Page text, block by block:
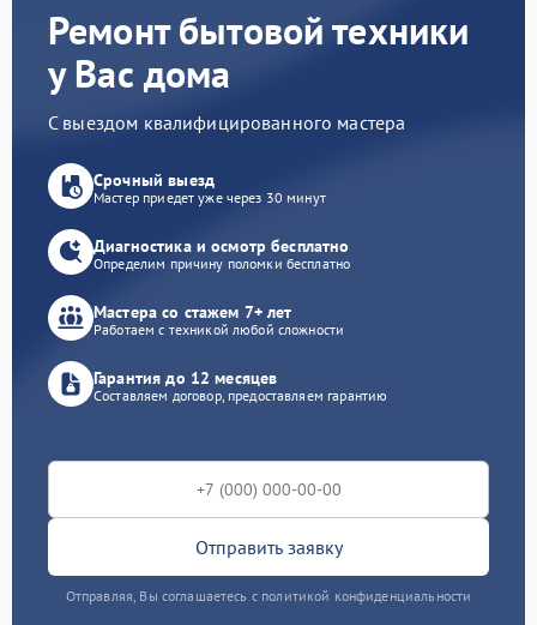
Ремонт бытовой техники
у Вас дома
С выездом квалифицированного мастера
Срочный выезд
Мастер приедет уже через 30 минут
Диагностика и осмотр бесплатно
Определим причину поломки бесплатно
Мастера со стажем 7+ лет
Работаем с техникой любой сложности
Гарантия до 12 месяцев
Составляем договор, предоставляем гарантию
Отправить заявку
Отправляя, Вы соглашаетесь с политикой конфиденциальности